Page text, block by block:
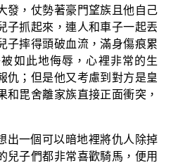
發，仗勢著豪門望族且他自己
子抓起來，連人和車子一起丟
子摔得頭破血流，滿身傷痕累
如此地侮辱，心裡非常的生
仇；但是他又考慮到對方是皇
和毘舍離家族直接正面衝突，
出一個可以暗地裡將仇人除掉
兒子們都非常喜歡騎馬，便用